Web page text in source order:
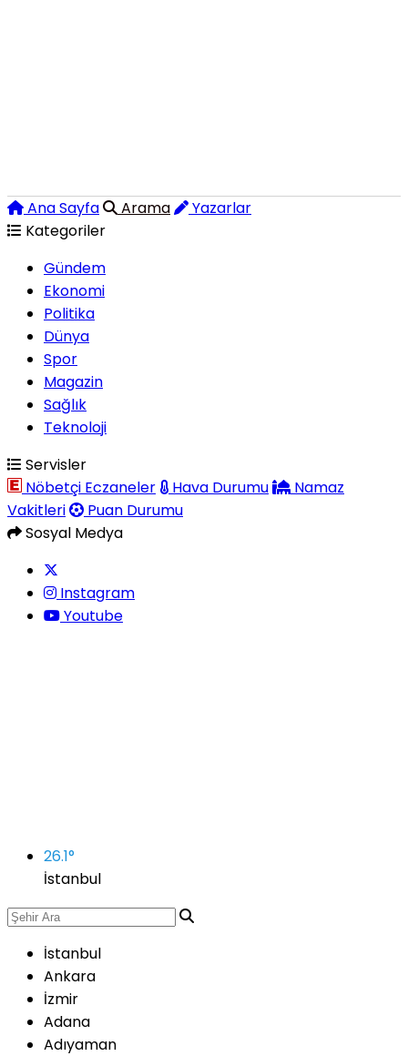
Ana Sayfa Arama
Yazarlar
Kategoriler
Gündem
Ekonomi
Politika
Dünya
Spor
Magazin
Sağlık
Teknoloji
Servisler
Nöbetçi Eczaneler
Hava Durumu
Namaz
Vakitleri
Puan Durumu
Sosyal Medya
Instagram
Youtube
26.1°
İstanbul
İstanbul
Ankara
İzmir
Adana
Adıyaman